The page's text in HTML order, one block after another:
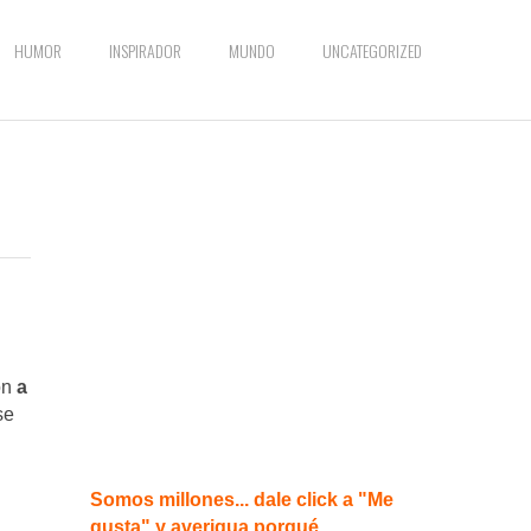
HUMOR INSPIRADOR MUNDO UNCATEGORIZED
a
Somos millones... dale click a "Me
gusta" y averigua porqué